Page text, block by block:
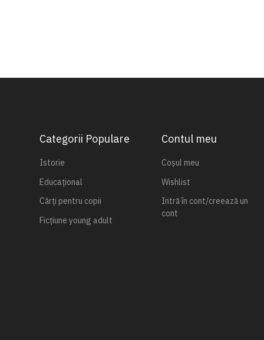
Categorii Populare
Istorie
Educațional
Cărți pentru copii
Ficțiune young adult
Contul meu
Coșul meu
Wishlist
Intră în cont/creează un
cont